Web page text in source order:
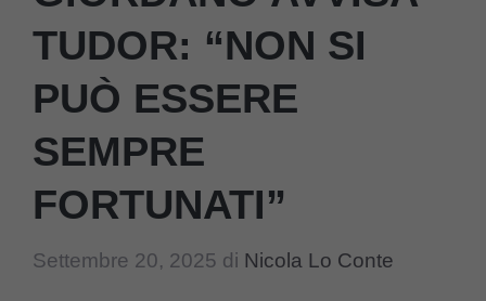
TUDOR: “NON SI
PUÒ ESSERE
SEMPRE
FORTUNATI”
Settembre 20, 2025 di Nicola Lo Conte